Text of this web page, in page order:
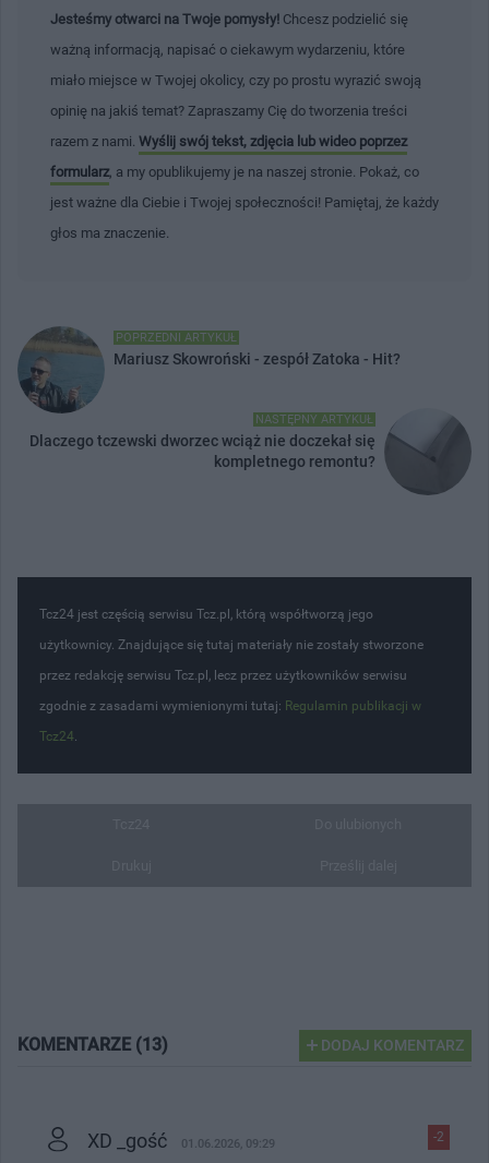
Jesteśmy otwarci na Twoje pomysły! Chcesz podzielić się
ważną informacją, napisać o ciekawym wydarzeniu, które
miało miejsce w Twojej okolicy, czy po prostu wyrazić swoją
opinię na jakiś temat? Zapraszamy Cię do tworzenia treści
razem z nami. Wyślij swój tekst, zdjęcia lub wideo poprzez
formularz , a my opublikujemy je na naszej stronie. Pokaż, co
jest ważne dla Ciebie i Twojej społeczności! Pamiętaj, że każdy
głos ma znaczenie.
POPRZEDNI ARTYKUŁ
Mariusz Skowroński - zespół Zatoka - Hit?
NASTĘPNY ARTYKUŁ
Dlaczego tczewski dworzec wciąż nie doczekał się
kompletnego remontu?
Tcz24 jest częścią serwisu Tcz.pl, którą współtworzą jego
użytkownicy. Znajdujące się tutaj materiały nie zostały stworzone
przez redakcję serwisu Tcz.pl, lecz przez użytkowników serwisu
zgodnie z zasadami wymienionymi tutaj: Regulamin publikacji w
Tcz24.
KOMENTARZE (13) DODAJ KOMENTARZ
-2
XD _gość 01.06.2026, 09:29